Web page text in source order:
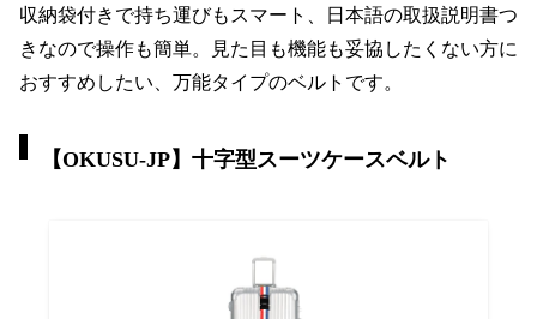
収納袋付きで持ち運びもスマート、日本語の取扱説明書つ
きなので操作も簡単。見た目も機能も妥協したくない方に
おすすめしたい、万能タイプのベルトです。
【OKUSU-JP】十字型スーツケースベルト